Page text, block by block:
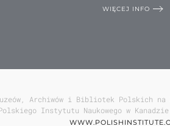
WIĘCEJ INFO
Archiwów i Bibliotek Polskich na
Instytutu Naukowego w